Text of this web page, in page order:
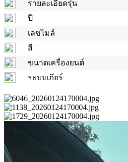
รายละเอียดรุ่น
ปี
เลขไมล์
สี
ขนาดเครื่องยนต์
ระบบเกียร์